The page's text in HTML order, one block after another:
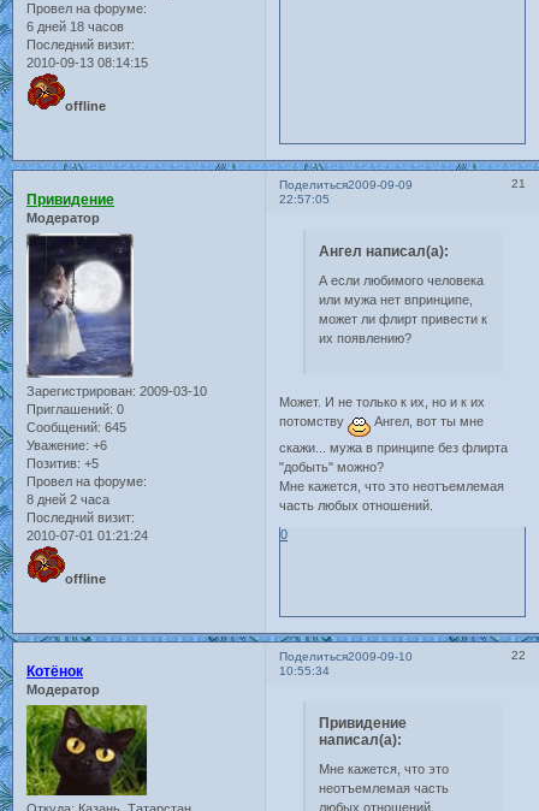
Провел на форуме:
6 дней 18 часов
Последний визит:
2010-09-13 08:14:15
offline
Поделиться 21
2009-09-09
22:57:05
Привидение
Модератор
Зарегистрирован: 2009-03-10
Приглашений: 0
Сообщений: 645
Уважение: +6
Позитив: +5
Провел на форуме:
8 дней 2 часа
Последний визит:
2010-07-01 01:21:24
offline
Ангел написал(а):
А если любимого человека
или мужа нет впринципе,
может ли флирт привести к
их появлению?
Может. И не только к их, но и к их
потомству
Ангел, вот ты мне
скажи... мужа в принципе без флирта
"добыть" можно?
Мне кажется, что это неотъемлемая
часть любых отношений.
0
Поделиться 22
2009-09-10
10:55:34
Котёнок
Модератор
Привидение
написал(а):
Мне кажется, что это
неотъемлемая часть
любых отношений.